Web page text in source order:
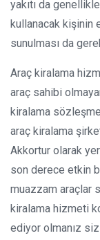
yakıtı da
kullanacak kişinin
sunulması da
Araç kiralama
araç sahibi
kiralama
araç kiralama
Akkortur olarak
son derece etkin
muazzam araçlar
kiralama hizmeti
ediyor olmanız